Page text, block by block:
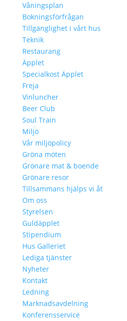
Våningsplan
Bokningsförfrågan
Tillgänglighet i vårt hus
Teknik
Restaurang
Äpplet
Specialkost Äpplet
Freja
Vinluncher
Beer Club
Soul Train
Miljö
Vår miljöpolicy
Gröna möten
Grönare mat & boende
Grönare resor
Tillsammans hjälps vi åt
Om oss
Styrelsen
Guldäpplet
Stipendium
Hus Galleriet
Lediga tjänster
Nyheter
Kontakt
Ledning
Marknadsavdelning
Konferensservice